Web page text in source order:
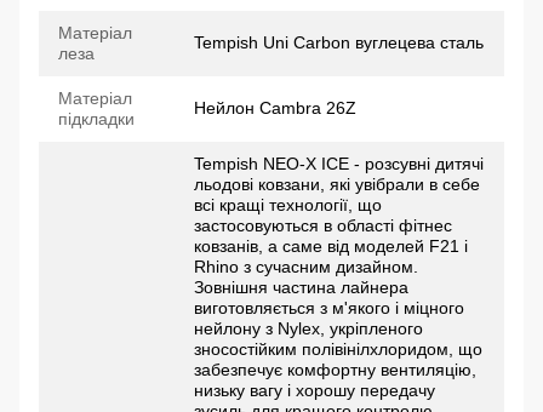
Матеріал
леза
Tempish Uni Carbon вуглецева сталь
Матеріал
підкладки
Нейлон Cambra 26Z
Tempish NEO-X ICE - розсувні дитячі
льодові ковзани, які увібрали в себе
всі кращі технології, що
застосовуються в області фітнес
ковзанів, а саме від моделей F21 і
Rhino з сучасним дизайном.
Зовнішня частина лайнера
виготовляється з м'якого і міцного
нейлону з Nylex, укріпленого
зносостійким полівінілхлоридом, що
забезпечує комфортну вентиляцію,
низьку вагу і хорошу передачу